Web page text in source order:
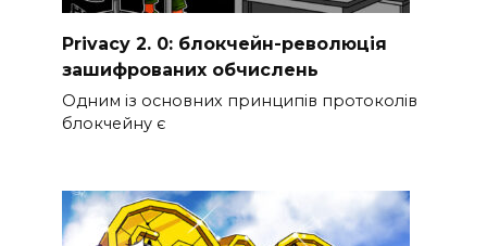
Privacy 2. 0: блокчейн-революція
зашифрованих обчислень
Одним із основних принципів протоколів
блокчейну є